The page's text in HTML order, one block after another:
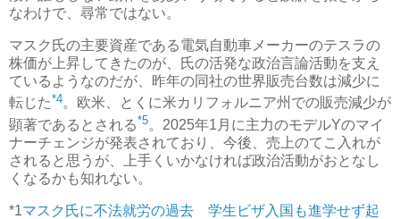
なわけで、尋常ではない。
マスク氏の主要資産である電気自動車メーカーのテスラの
株価が上昇してきたのが、氏の活発な政治言論活動を支え
ているようなのだが、昨年の同社の世界販売台数は減少に
転じた*4。欧米、とくに米カリフォルニア州での販売減少が
顕著であるとされる*5。2025年1月に主力のモデルYのマイ
ナーチェンジが発表されており、今後、売上のてこ入れが
されると思うが、上手くいかなければ政治活動がおとなし
くなるかも知れない。
*1マスク氏に不法就労の過去 学生ビザ入国も進学せず起